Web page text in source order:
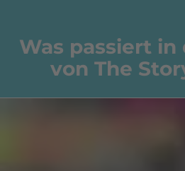
Was passiert in
von The